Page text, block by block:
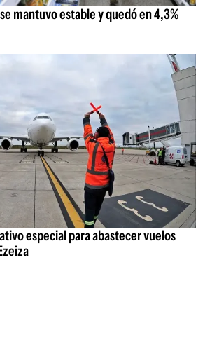
mantuvo estable y quedó en 4,3%
especial para abastecer vuelos